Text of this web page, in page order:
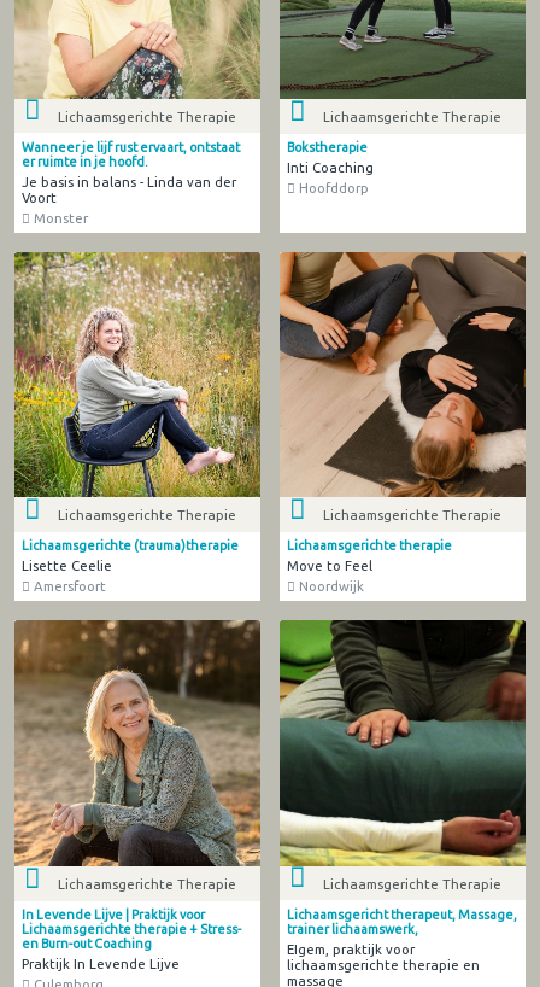
Lichaamsgerichte Therapie
Wanneer je lijf rust ervaart, ontstaat
er ruimte in je hoofd.
Je basis in balans - Linda van der
Voort
Monster
Lichaamsgerichte Therapie
Bokstherapie
Inti Coaching
Hoofddorp
Lichaamsgerichte Therapie
Lichaamsgerichte (trauma)therapie
Lisette Ceelie
Amersfoort
Lichaamsgerichte Therapie
Lichaamsgerichte therapie
Move to Feel
Noordwijk
Lichaamsgerichte Therapie
In Levende Lijve | Praktijk voor
Lichaamsgerichte therapie + Stress-
en Burn-out Coaching
Praktijk In Levende Lijve
Lichaamsgerichte Therapie
Lichaamsgericht therapeut, Massage,
trainer lichaamswerk,
EIgem, praktijk voor
lichaamsgerichte therapie en
massage